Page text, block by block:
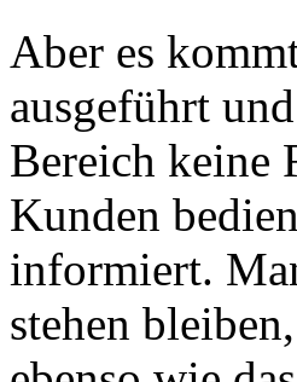
Aber es
ausgeführt
Bereich keine
Kunden
informiert.
stehen